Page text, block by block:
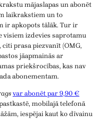
mājaslapas un abonēt
laikrakstiem un to
ir apkopots tālāk. Tur ir
visiem izdevies saprotamu
prasa piezvanīt (OMG,
jāapmainās ar
priekšrocības, kas nav
abonementam.
var abonēt par 9,90 €
mobilajā telefonā
iespējai kaut ko dīvainu